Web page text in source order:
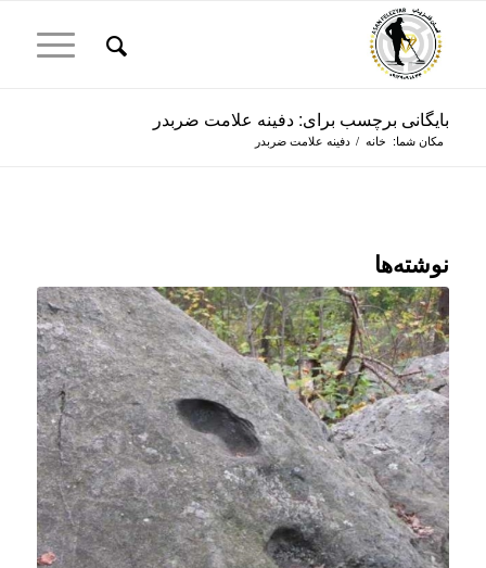
بایگانی برچسب برای: دفینه علامت ضربدر
مکان شما: خانه / دفینه علامت ضربدر
نوشته‌ها